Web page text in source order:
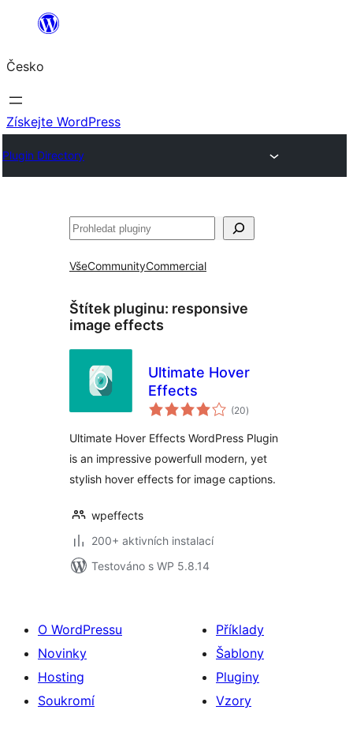
Přeskočit
obsah
Česko
Získejte WordPress
Plugin Directory
Hledat
VšeCommunityCommercial
Štítek pluginu: responsive
image effects
Ultimate Hover
Effects
(20celkové
hodnocení
)
Ultimate Hover Effects WordPress Plugin
is an impressive powerfull modern, yet
stylish hover effects for image captions.
wpeffects
200+ aktivních instalací
Testováno s WP 5.8.14
O WordPressu
Novinky
Hosting
Soukromí
Příklady
Šablony
Pluginy
Vzory